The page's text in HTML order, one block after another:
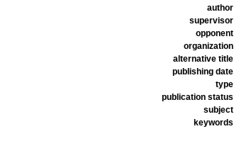
author
supervisor
opponent
organization
alternative title
publishing date
type
publication status
subject
keywords